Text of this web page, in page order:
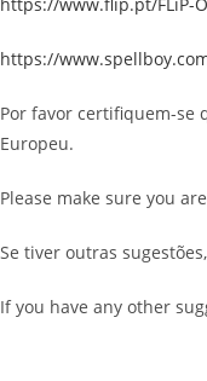
https://
Por favor certifiquem-se
Europeu.
Please make sure you
Se tiver outras
If you have any other